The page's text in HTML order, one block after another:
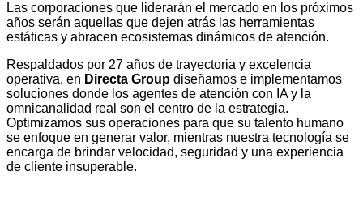
Las corporaciones que liderarán el mercado en los próximos
años serán aquellas que dejen atrás las herramientas
estáticas y abracen ecosistemas dinámicos de atención.
Respaldados por 27 años de trayectoria y excelencia
operativa, en Directa Group diseñamos e implementamos
soluciones donde los agentes de atención con IA y la
omnicanalidad real son el centro de la estrategia.
Optimizamos sus operaciones para que su talento humano
se enfoque en generar valor, mientras nuestra tecnología se
encarga de brindar velocidad, seguridad y una experiencia
de cliente insuperable.